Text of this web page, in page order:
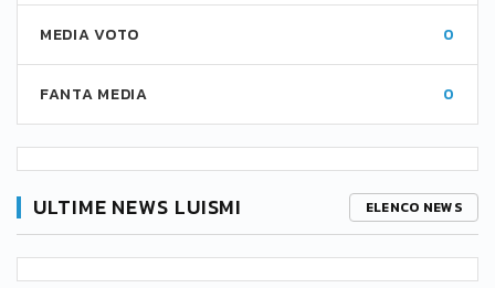
MEDIA VOTO 0
FANTA MEDIA 0
ULTIME NEWS LUISMI ELENCO NEWS